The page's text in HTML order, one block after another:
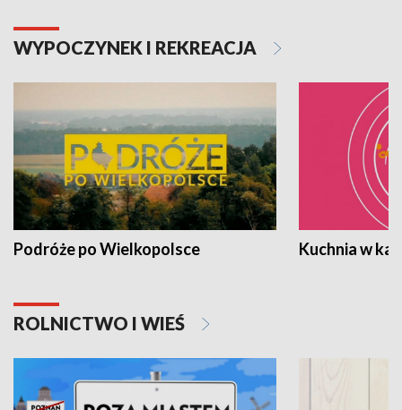
WYPOCZYNEK I REKREACJA
Podróże po Wielkopolsce Kuchnia w
ROLNICTWO I WIEŚ